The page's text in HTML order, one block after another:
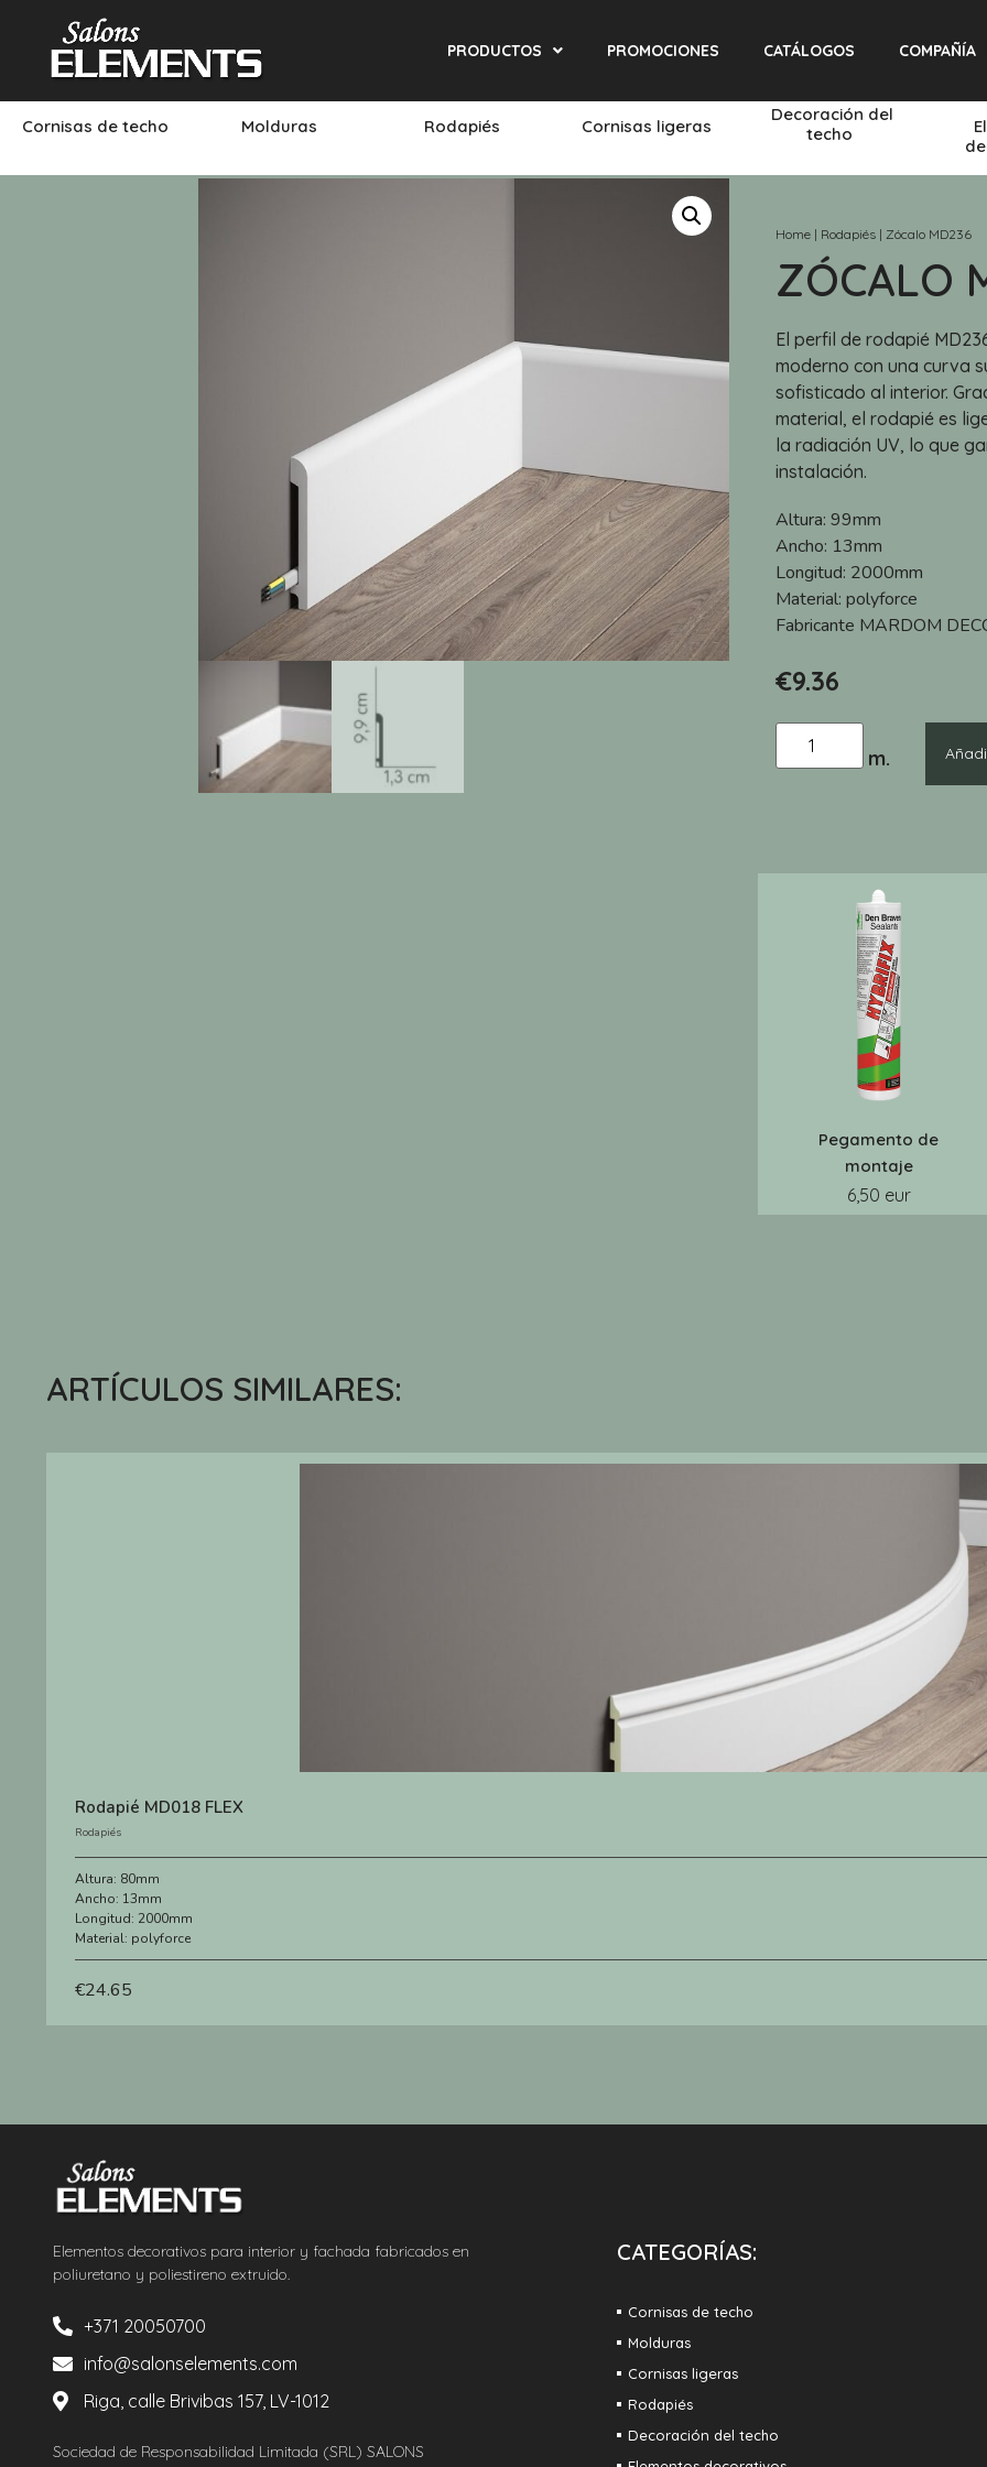
PRODUCTOS PROMOCIONES CATÁLOGOS COMPAÑÍA
Cornisas de techo Molduras Rodapiés Cornisas ligeras
Decoración del
techo
Home | Rodapiés | Zócalo MD236
ZÓCALO
El perfil de rodapié
moderno con una curva
sofisticado al interior.
material, el rodapié es
la radiación UV, lo que
instalación.
Altura: 99mm
Ancho: 13mm
Longitud: 2000mm
Material: polyforce
Fabricante MARDOM
€9.36
Pegamento de
montaje
6,50 eur
ARTÍCULOS SIMILARES:
Rodapié MD018 FLEX
Rodapiés
Altura: 80mm
Ancho: 13mm
Longitud: 2000mm
Material: polyforce
€24.65
Elementos decorativos para interior y fachada fabricados en
poliuretano y poliestireno extruido.
+371 20050700
info@salonselements.com
Riga, calle Brivibas 157, LV-1012
Sociedad de Responsabilidad Limitada (SRL) SALONS
CATEGORÍAS:
Cornisas de techo
Molduras
Cornisas ligeras
Rodapiés
Decoración del techo